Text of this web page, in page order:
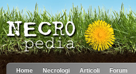
Home Necrologi Articoli Forum